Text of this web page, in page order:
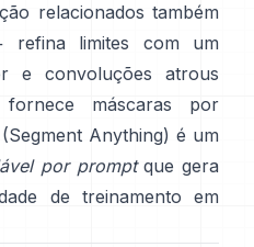
relacionados também
refina limites com um
e convoluções atrous
fornece máscaras por
Anything) é um
por promptque gera
de treinamento em